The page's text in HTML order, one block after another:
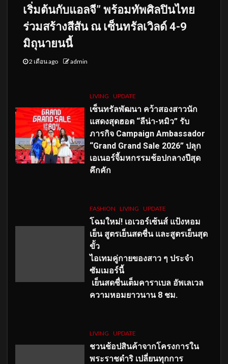
เริ่มต้นกับแอลจี” พร้อมทัพศิลปินไทย
ร่วมสร้างสีสัน ณ เซ็นทรัลเวิลด์ 4-9
มิถุนายนนี้
2 เดือน ago admin
LIVING UPDATE
เซ็นทรัลพัฒนา คว้าสองสาวนัก
แสดงสุดฮอต “ลีน่า-หมิว” รับ
ภารกิจ Campaign Ambassador
“Grand Grand Sale 2026” ปลุก
เอเนอร์จี้มหกรรมช้อปกลางปีสุด
คึกคัก
FASHION LIVING UPDATE
โฉมใหม่! เอเวอร์เซ้นส์ แป้งหอม
เย็น สูตรเย็นสดชื่น และสูตรเย็นสุด
ขั้ว
ไอเทมคู่กายของสาว ๆ ประจำ
ซัมเมอร์นี้
เย็นสดชื่นเต็มคาราเบล อัพเลเวล
ความหอมยาวนาน 8 ชม.
LIVING UPDATE
ชวนช้อปสินค้าจากโครงการใน
พระราชดำริ เปลี่ยนทุกการ